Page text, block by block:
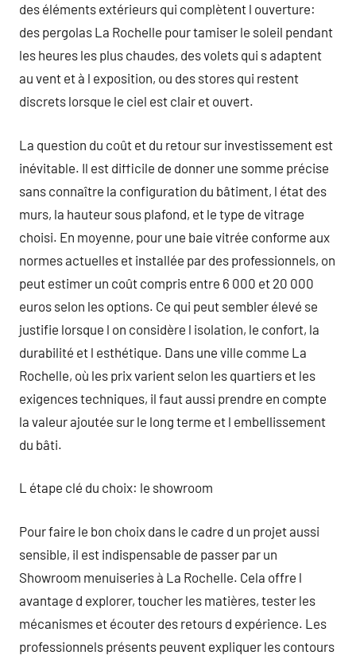
des éléments extérieurs qui complètent l ouverture:
des pergolas La Rochelle pour tamiser le soleil pendant
les heures les plus chaudes, des volets qui s adaptent
au vent et à l exposition, ou des stores qui restent
discrets lorsque le ciel est clair et ouvert.
La question du coût et du retour sur investissement est
inévitable. Il est difficile de donner une somme précise
sans connaître la configuration du bâtiment, l état des
murs, la hauteur sous plafond, et le type de vitrage
choisi. En moyenne, pour une baie vitrée conforme aux
normes actuelles et installée par des professionnels, on
peut estimer un coût compris entre 6 000 et 20 000
euros selon les options. Ce qui peut sembler élevé se
justifie lorsque l on considère l isolation, le confort, la
durabilité et l esthétique. Dans une ville comme La
Rochelle, où les prix varient selon les quartiers et les
exigences techniques, il faut aussi prendre en compte
la valeur ajoutée sur le long terme et l embellissement
du bâti.
L étape clé du choix: le showroom
Pour faire le bon choix dans le cadre d un projet aussi
sensible, il est indispensable de passer par un
Showroom menuiseries à La Rochelle. Cela offre l
avantage d explorer, toucher les matières, tester les
mécanismes et écouter des retours d expérience. Les
professionnels présents peuvent expliquer les contours